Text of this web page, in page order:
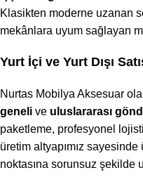
Klasikten moderne uzanan
mekânlara uyum sağlayan
Yurt İçi ve Yurt Dışı
Nurtas Mobilya Aksesuar
geneli ve uluslararası
paketleme, profesyonel
üretim altyapımız
noktasına sorunsuz şekilde